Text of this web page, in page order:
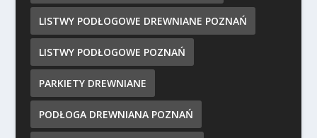
LISTWY PODŁOGOWE DREWNIANE POZNAŃ
LISTWY PODŁOGOWE POZNAŃ
PARKIETY DREWNIANE
PODŁOGA DREWNIANA POZNAŃ